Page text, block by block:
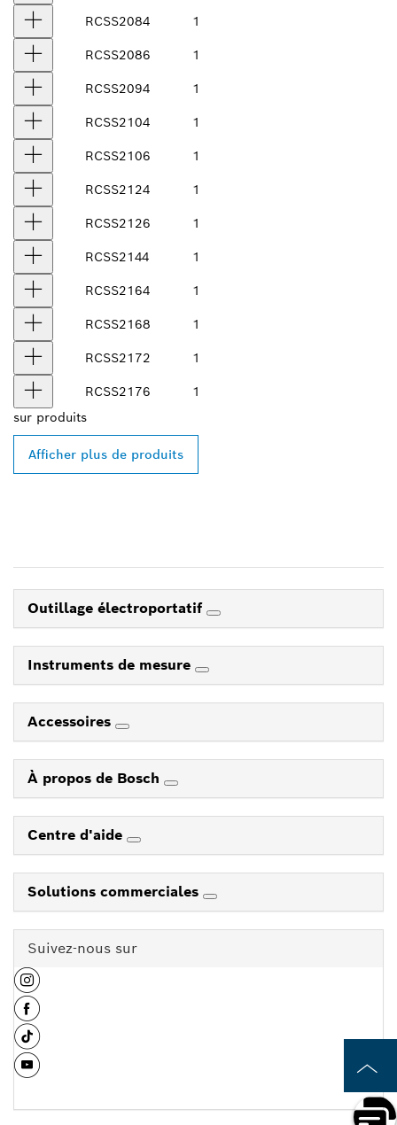
RCSS2084 1
RCSS2086 1
RCSS2094 1
RCSS2104 1
RCSS2106 1
RCSS2124 1
RCSS2126 1
RCSS2144 1
RCSS2164 1
RCSS2168 1
RCSS2172 1
RCSS2176
1
sur produits
Afficher plus de produits
Outillage électroportatif
Instruments de mesure
Accessoires
À propos de Bosch
Centre d'aide
Solutions commerciales
Suivez-nous sur